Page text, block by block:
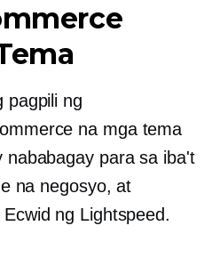
pagpili ng
na mga tema
nababagaypara sa iba't
na negosyo, at
ng Lightspeed.